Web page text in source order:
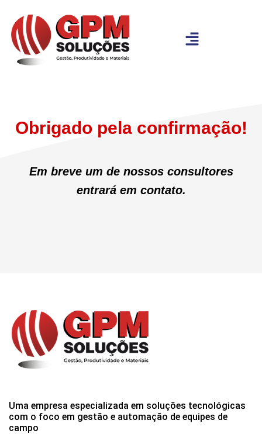
Obrigado pela confirmação!
Em breve um de nossos consultores
entrará em contato.
Uma empresa especializada em soluções tecnológicas
com o foco em gestão e automação de equipes de
campo